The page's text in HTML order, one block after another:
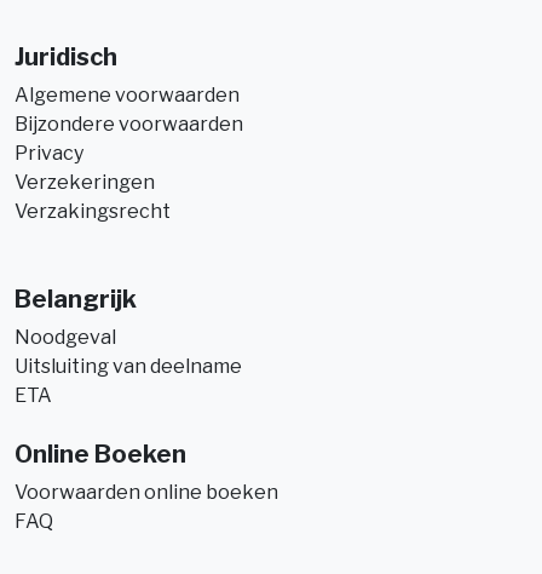
Juridisch
Algemene voorwaarden
Bijzondere voorwaarden
Privacy
Verzekeringen
Verzakingsrecht
Belangrijk
Noodgeval
Uitsluiting van deelname
ETA
Online Boeken
Voorwaarden online boeken
FAQ